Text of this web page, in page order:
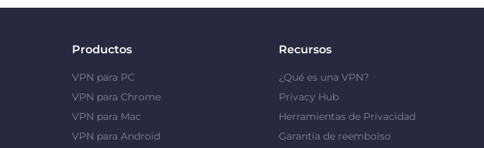
Productos
VPN para PC
VPN para Chrome
VPN para Mac
VPN para Android
Recursos
¿Qué es una VPN?
Privacy Hub
Herramientas de Privacidad
Garantía de reembolso